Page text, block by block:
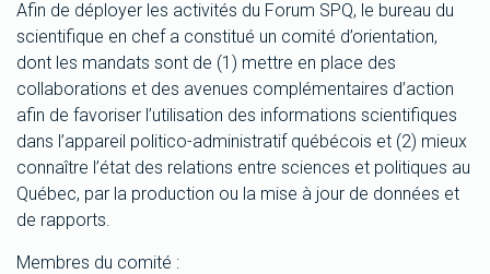
Afin de déployer les activités du Forum SPQ, le bureau du
scientifique en chef a constitué un comité d’orientation,
dont les mandats sont de (1) mettre en place des
collaborations et des avenues complémentaires d’action
afin de favoriser l’utilisation des informations scientifiques
dans l’appareil politico-administratif québécois et (2) mieux
connaître l’état des relations entre sciences et politiques au
Québec, par la production ou la mise à jour de données et
de rapports.
Membres du comité :